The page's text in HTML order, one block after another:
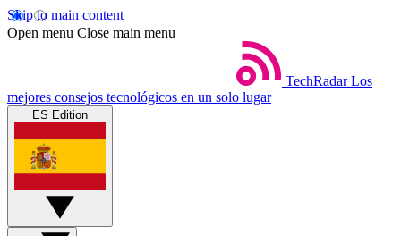
Skip to main content
Open menu Close main menu
TechRadar Los
mejores consejos tecnológicos en un solo lugar
ES Edition